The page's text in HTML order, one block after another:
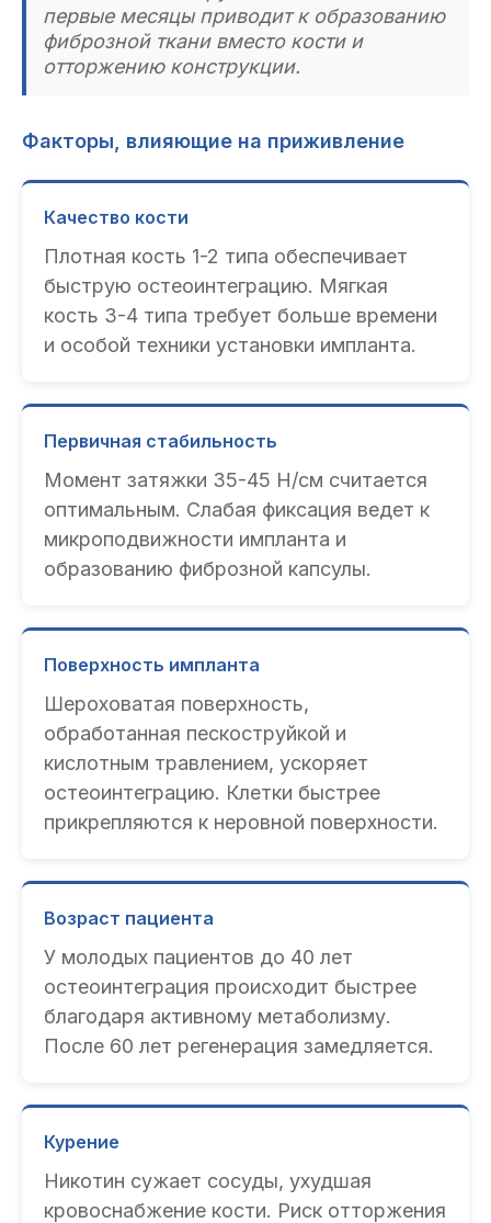
первые месяцы приводит к образованию
фиброзной ткани вместо кости и
отторжению конструкции.
Факторы, влияющие на приживление
Качество кости
Плотная кость 1-2 типа обеспечивает
быструю остеоинтеграцию. Мягкая
кость 3-4 типа требует больше времени
и особой техники установки импланта.
Первичная стабильность
Момент затяжки 35-45 Н/см считается
оптимальным. Слабая фиксация ведет к
микроподвижности импланта и
образованию фиброзной капсулы.
Поверхность импланта
Шероховатая поверхность,
обработанная пескоструйкой и
кислотным травлением, ускоряет
остеоинтеграцию. Клетки быстрее
прикрепляются к неровной поверхности.
Возраст пациента
У молодых пациентов до 40 лет
остеоинтеграция происходит быстрее
благодаря активному метаболизму.
После 60 лет регенерация замедляется.
Курение
Никотин сужает сосуды, ухудшая
кровоснабжение кости. Риск отторжения